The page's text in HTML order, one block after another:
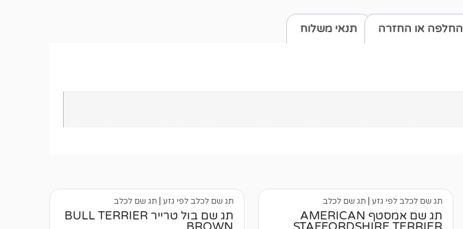
תנאי משלוח החלפה או החזרה
תג שם לכלב לפי גזע תג שם לכלב
תג שם אמסטף AMERICAN
תג שם לכלב לפי גזע תג שם לכלב
תג שם בול טרייר BULL TERRIER